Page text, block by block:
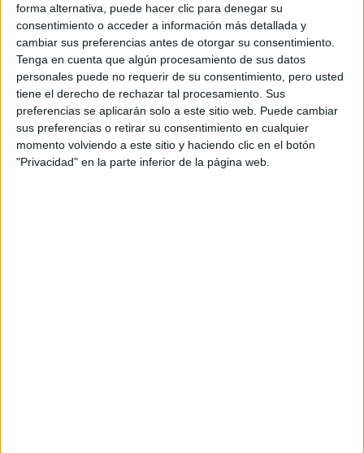
forma alternativa, puede hacer clic para denegar su
consentimiento o acceder a información más detallada y
cambiar sus preferencias antes de otorgar su consentimiento.
Tenga en cuenta que algún procesamiento de sus datos
personales puede no requerir de su consentimiento, pero usted
tiene el derecho de rechazar tal procesamiento. Sus
preferencias se aplicarán solo a este sitio web. Puede cambiar
sus preferencias o retirar su consentimiento en cualquier
momento volviendo a este sitio y haciendo clic en el botón
"Privacidad" en la parte inferior de la página web.